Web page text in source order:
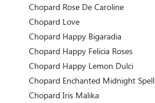
Chopard Rose De Caroline
Chopard Love
Chopard Happy Bigaradia
Chopard Happy Felicia Roses
Chopard Happy Lemon Dulci
Chopard Enchanted Midnight Spell
Chopard Iris Malika